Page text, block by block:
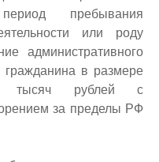
пребывания
или роду
административного
в размере
рублей с
за пределы РФ